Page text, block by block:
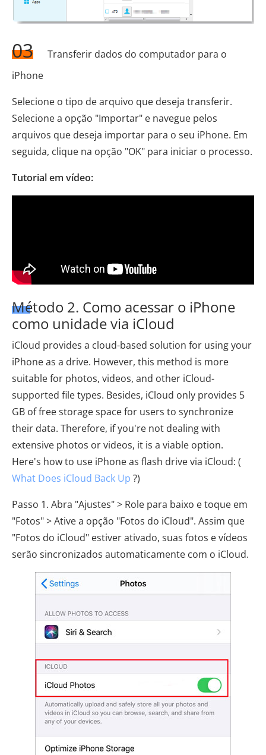
03
Transferir dados do computador para o
iPhone
Selecione o tipo de arquivo que deseja transferir.
Selecione a opção "Importar" e navegue pelos
arquivos que deseja importar para o seu iPhone. Em
seguida, clique na opção "OK" para iniciar o processo.
Tutorial em vídeo:
Método 2. Como acessar o iPhone
como unidade via iCloud
iCloud provides a cloud-based solution for using your
iPhone as a drive. However, this method is more
suitable for photos, videos, and other iCloud-
supported file types. Besides, iCloud only provides 5
GB of free storage space for users to synchronize
their data. Therefore, if you're not dealing with
extensive photos or videos, it is a viable option.
Here's how to use iPhone as flash drive via iCloud: (
What Does iCloud Back Up ?)
Passo 1. Abra "Ajustes" > Role para baixo e toque em
"Fotos" > Ative a opção "Fotos do iCloud". Assim que
"Fotos do iCloud" estiver ativado, suas fotos e vídeos
serão sincronizados automaticamente com o iCloud.